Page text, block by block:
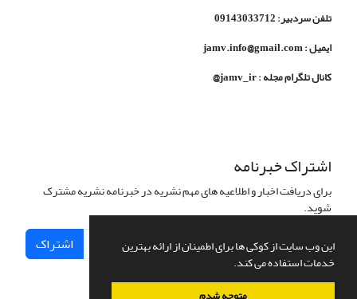
این وب سایت از کوکی ها برای اطمینان از ارائه بهترین
خدمات استفاده می کند.
تلفن سردبیر: 09143033712
ایمیل : jamv.info@gmail.com
کانال تلگرام مجله : jamv_ir@
اشتراک خبرنامه
برای دریافت اخبار و اطلاعیه های مهم نشریه در خبرنامه نشریه مشترک
شوید.
اشتراک